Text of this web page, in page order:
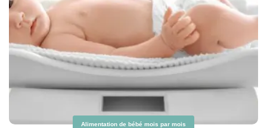
Alimentation de bébé mois par mois